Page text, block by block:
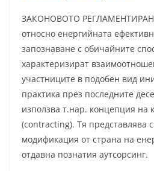
ЗАКОНОВОТО
относно енергийната
запознаване с обичайните
характеризират
участниците в подобен вид
практика през последните
използва т.нар. концепция на
(contracting). Тя представлява
модификация от страна на
отдавна познатия аутсорсинг.